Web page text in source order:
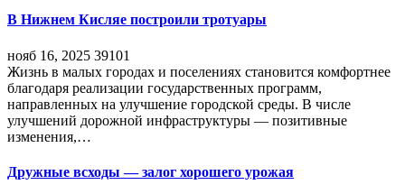
В Нижнем Кисляе построили тротуары
нояб 16, 2025 39101
Жизнь в малых городах и поселениях становится комфортнее
благодаря реализации государственных программ,
направленных на улучшение городской среды. В числе
улучшений дорожной инфраструктуры — позитивные
изменения,…
Дружные всходы — залог хорошего урожая